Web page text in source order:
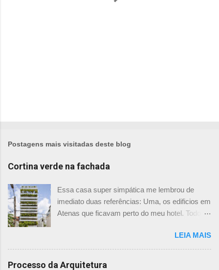
Postagens mais visitadas deste blog
Cortina verde na fachada
Essa casa super simpática me lembrou de
imediato duas referências: Uma, os edificios em
Atenas que ficavam perto do meu hotel. Todos
ficassem tão simpáticos! Mas olhando com
mais foco, me veio a segunda referência. Na
verdade as fachadas da frente e fundos são
LEIA MAIS
Processo da Arquitetura